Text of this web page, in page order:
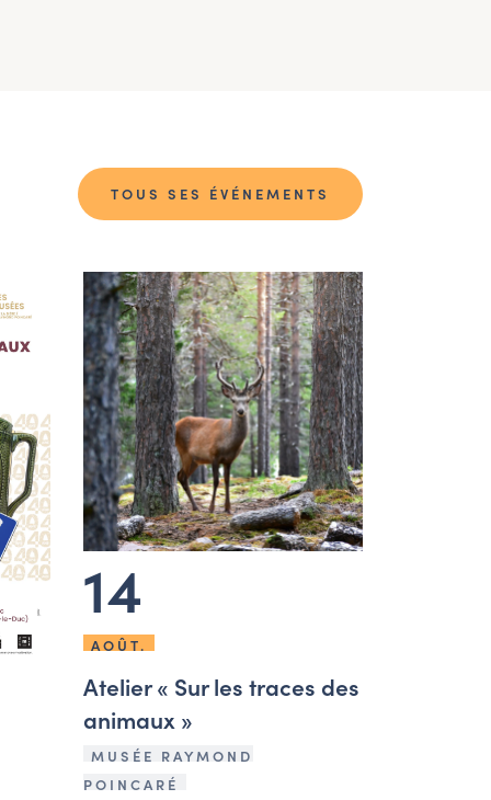
TOUS SES ÉVÉNEMENTS
14
AOÛT.
Atelier « Sur les traces des
animaux »
MUSÉE RAYMOND
POINCARÉ